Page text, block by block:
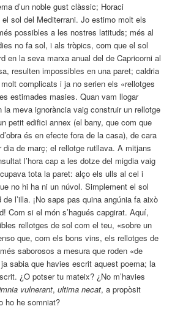
d’un noble gust clàssic; Horaci
el sol del Mediterrani. Jo estimo molt els
possibles a les nostres latituds; més al
no fa sol, i als tròpics, com que el sol
en la seva marxa anual del de Capricorni al
resulten impossibles en una paret; caldria
complicats i ja no serien els «rellotges
estimades masies. Quan vam llogar
la meva ignorància vaig construir un rellotge
petit edifici annex (el bany, que com que
és en efecte fora de la casa), de cara
dia de març; el rellotge rutllava. A mitjans
l’hora cap a les dotze del migdia vaig
tota la paret: alço els ulls al cel i
no hi ha ni un núvol. Simplement el sol
l’illa. ¡No saps pas quina angúnia fa això
Com si el món s’hagués capgirat. Aquí,
rellotges de sol com el teu, «sobre un
que, com els bons vins, els rellotges de
saborosos a mesura que roden «de
sabia que havies escrit aquest poema; la
¿O potser tu mateix? ¿No m’havies
vulnerant,ultima necat, a propòsit
ho he somniat?